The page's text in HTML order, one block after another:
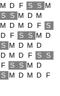
M D F S S M
S S M D M
M D M D F S
D F S S M D
S M D M D
D M D F S S
F S S M D
S M D M D F